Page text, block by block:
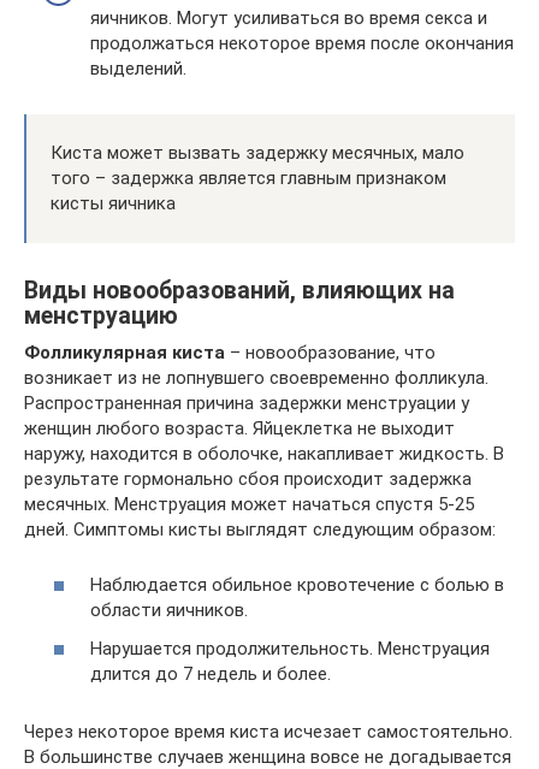
яичников. Могут усиливаться во время секса и
продолжаться некоторое время после окончания
выделений.
Киста может вызвать задержку месячных, мало
того – задержка является главным признаком
кисты яичника
Виды новообразований, влияющих на
менструацию
Фолликулярная киста – новообразование, что
возникает из не лопнувшего своевременно фолликула.
Распространенная причина задержки менструации у
женщин любого возраста. Яйцеклетка не выходит
наружу, находится в оболочке, накапливает жидкость. В
результате гормонально сбоя происходит задержка
месячных. Менструация может начаться спустя 5-25
дней. Симптомы кисты выглядят следующим образом:
Наблюдается обильное кровотечение с болью в
области яичников.
Нарушается продолжительность. Менструация
длится до 7 недель и более.
Через некоторое время киста исчезает самостоятельно.
В большинстве случаев женщина вовсе не догадывается